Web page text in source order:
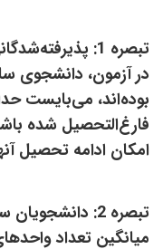
تبصره 1:
در آزمون، دانشجوی
فارغ‌التحصیل شده
امکان ادامه تحصیل
تبصره 2:
میانگین تعداد